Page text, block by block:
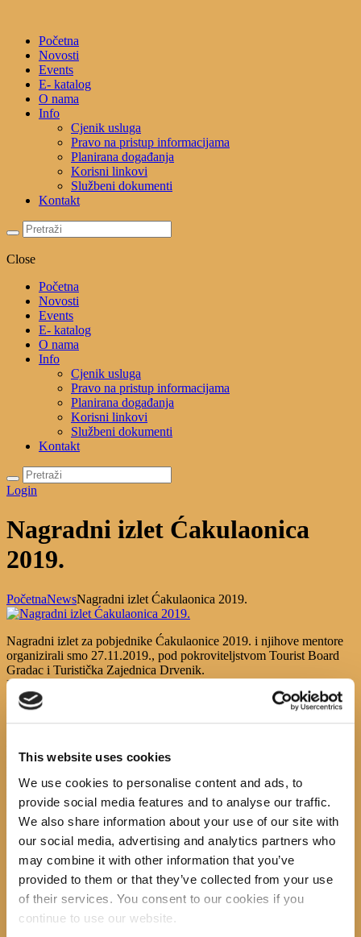
This website uses cookies
We use cookies to personalise content and ads, to
provide social media features and to analyse our traffic.
We also share information about your use of our site with
our social media, advertising and analytics partners who
may combine it with other information that you’ve
provided to them or that they’ve collected from your use
of their services. You consent to our cookies if you
continue to use our website.
Početna
Novosti
Events
E- katalog
O nama
Info
Cjenik usluga
Pravo na pristup informacijama
Planirana događanja
Korisni linkovi
Službeni dokumenti
Kontakt
Close
Početna
Novosti
Events
E- katalog
O nama
Info
Cjenik usluga
Pravo na pristup informacijama
Planirana događanja
Korisni linkovi
Službeni dokumenti
Kontakt
Login
Nagradni izlet Ćakulaonica
2019.
PočetnaNewsNagradni izlet Ćakulaonica 2019.
Nagradni izlet za pobjednike Ćakulaonice 2019. i njihove mentore
organizirali smo 27.11.2019., pod pokroviteljstvom Tourist Board
Gradac i Turistička Zajednica Drvenik.
Posjetili smo Prezentacijski centar Adrion- srce planine u sklopu
Park prirode Biokovo i Gradski muzej Makarska.
Poslušali smo zanimljivo predavanje s gđa.Ivana Gabrić dipl. ing.
biol. o nastanku Biokova, veličini Parka prirode, biljnom i
Gradskom muzeju smo razgledali eksponate o kojima nam baba
se s najboljim u Makarskoj!
Prošetali smo i prekrasnim božićnim gradom gdje se sprema prava
božićna čarolija .
Na izletu nam je samo malo nedostajala najveća ćakulona, baba
Kate koja je zbog velikog posla u kužini morala ostati doma .
Do slijedeće godine ćakulajte do mile volje!